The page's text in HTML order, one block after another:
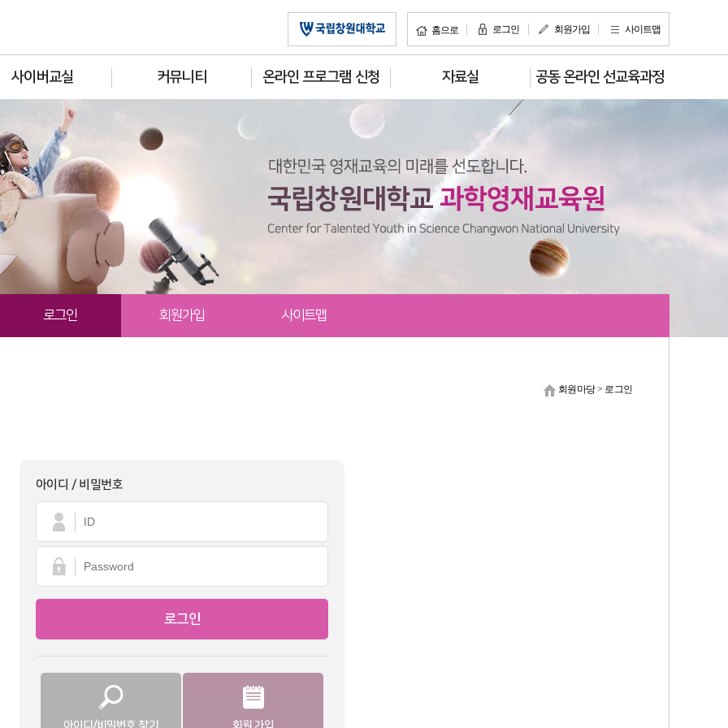
홈으로 로그인 회원가입 사이트맵
사이버교실 커뮤니티 온라인 프로그램 신청 자료실 공동 온라인 선교육과정
로그인 회원가입 사이트맵
회원마당> 로그인
아이디 / 비밀번호